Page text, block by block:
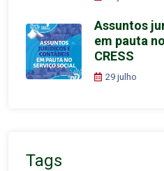
Assuntos
em pauta
CRESS
29 julho
Tags